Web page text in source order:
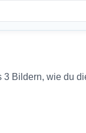
3 Bildern, wie du